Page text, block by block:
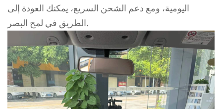
اليومية، ومع دعم الشحن السريع، يمكنك العودة إلى
الطريق في لمح البصر.